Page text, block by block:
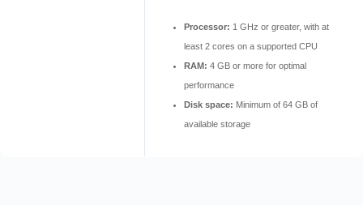
Processor: 1 GHz or greater, with at
least 2 cores on a supported CPU
RAM: 4 GB or more for optimal
performance
Disk space: Minimum of 64 GB of
available storage